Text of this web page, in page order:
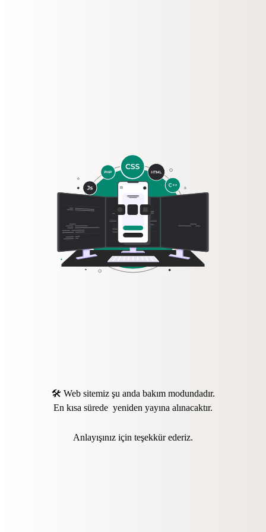
🛠️ Web sitemiz şu anda bakım modundadır.
En kısa sürede yeniden yayına alınacaktır.
Anlayışınız için teşekkür ederiz.